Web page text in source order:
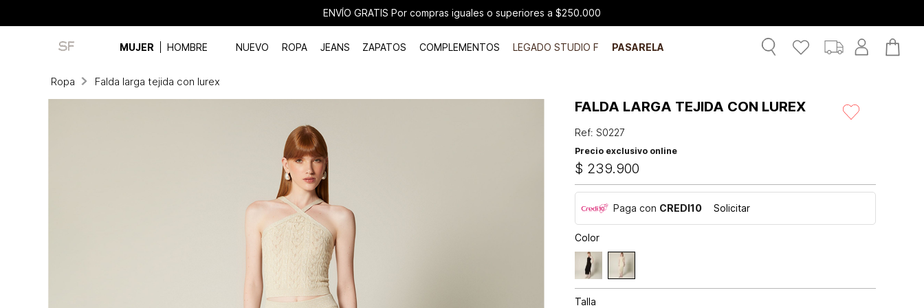
ENVÍO GRATIS Por compras iguales o superiores a $250.000
MUJER HOMBRE NUEVO ROPA JEANS ZAPATOS COMPLEMENTOS LEGADO STUDIO F PASARELA
Ropa Falda larga tejida con lurex
FALDA LARGA TEJIDA CON LUREX
Ref:S0227
Precio exclusivo online
$ 239.900
Paga con CREDI10 Solicitar
Color
Talla